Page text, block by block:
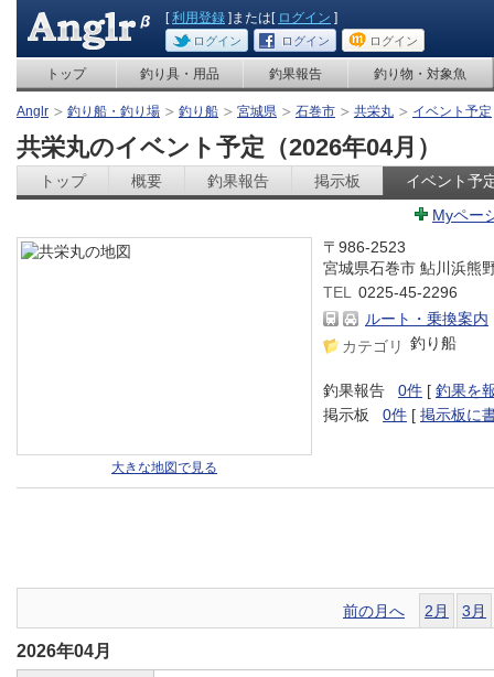
[利用登録 ]または[ ログイン ]
ログイン ログイン ログイン
トップ 釣り具・用品 釣果報告 釣り物・対象魚
Anglr 釣り船・釣り場 釣り船 宮城県 石巻市 共栄丸 イベント予定
共栄丸のイベント予定（2026年04月）
トップ 概要 釣果報告 掲示板
イベント予
Myペー
大きな地図で見る
〒986-2523
宮城県石巻市 鮎川浜熊
TEL
0225-45-2296
ルート・乗換案内
カテゴリ 釣り船
釣果報告 0件 [ 釣果を
掲示板
0件 [ 掲示板に
前の月へ 2月 3月
2026年04月